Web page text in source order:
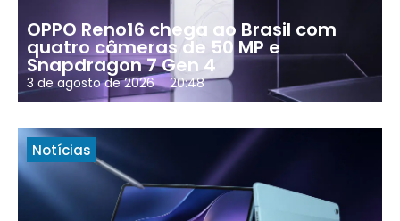
OPPO Reno16 chega ao Brasil com
quatro câmeras de 50 MP e
Snapdragon 7 Gen 4
3 de agosto de 2026 20:48
Notícias